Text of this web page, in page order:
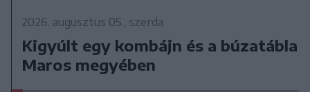
2026. augusztus 05., szerda
Kigyúlt egy kombájn és a búzatábla
Maros megyében